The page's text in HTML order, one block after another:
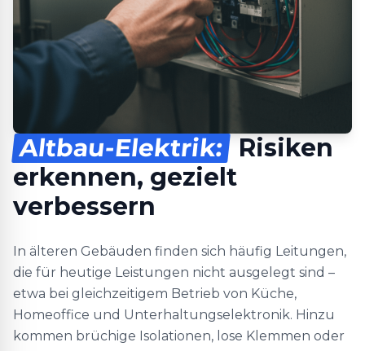
Altbau-Elektrik: Risiken
erkennen, gezielt
verbessern
In älteren Gebäuden finden sich häufig Leitungen,
die für heutige Leistungen nicht ausgelegt sind –
etwa bei gleichzeitigem Betrieb von Küche,
Homeoffice und Unterhaltungselektronik. Hinzu
kommen brüchige Isolationen, lose Klemmen oder